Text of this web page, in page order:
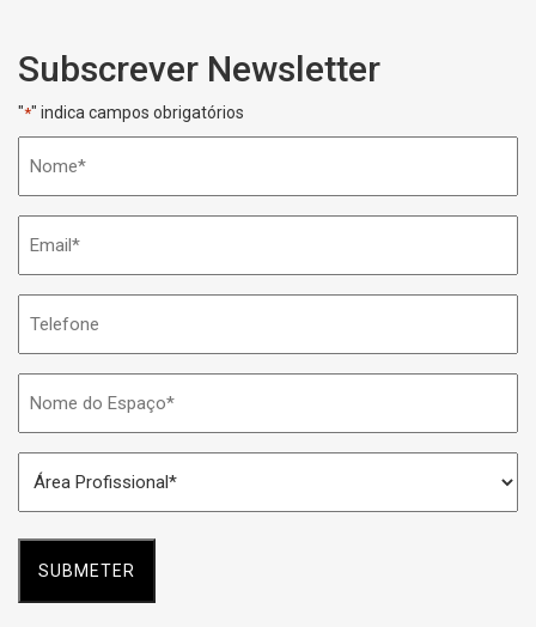
Subscrever Newsletter
"*" indica campos obrigatórios
do
Espaço
Profissional
*